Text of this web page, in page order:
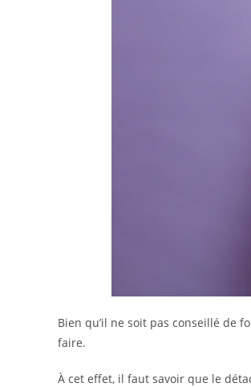
Bien qu’il ne soit pas conseillé de
faire.
À cet effet, il faut savoir que le